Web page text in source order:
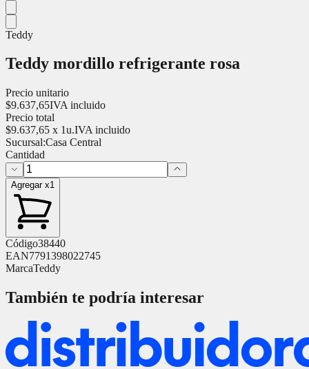
Teddy
Teddy mordillo refrigerante rosa
Precio unitario
$9.637,65IVA incluido
Precio total
$9.637,65 x 1u.IVA incluido
Sucursal:Casa Central
Cantidad
Agregar x1
Código38440
EAN7791398022745
MarcaTeddy
También te podría interesar